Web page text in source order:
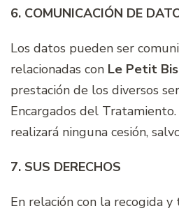
6. COMUNICACIÓN DE
Los datos pueden ser
relacionadas con Le Petit
prestación de los diversos
Encargados del
realizará ninguna cesión,
7. SUS DERECHOS
En relación con la recogida